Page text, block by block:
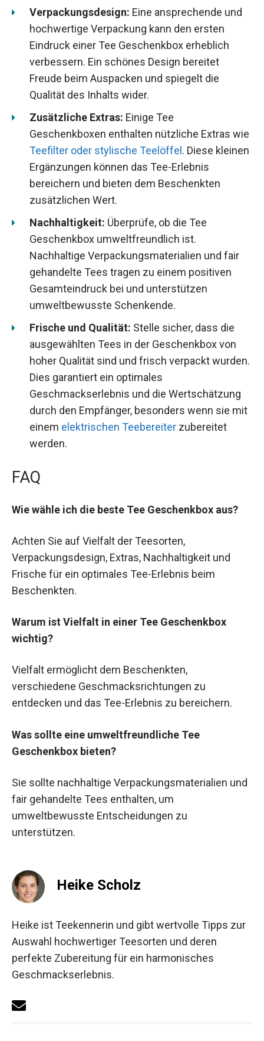
Verpackungsdesign: Eine ansprechende und
hochwertige Verpackung kann den ersten
Eindruck einer Tee Geschenkbox erheblich
verbessern. Ein schönes Design bereitet
Freude beim Auspacken und spiegelt die
Qualität des Inhalts wider.
Zusätzliche Extras: Einige Tee
Geschenkboxen enthalten nützliche Extras wie
Teefilter oder stylische Teelöffel. Diese kleinen
Ergänzungen können das Tee-Erlebnis
bereichern und bieten dem Beschenkten
zusätzlichen Wert.
Nachhaltigkeit: Überprüfe, ob die Tee
Geschenkbox umweltfreundlich ist.
Nachhaltige Verpackungsmaterialien und fair
gehandelte Tees tragen zu einem positiven
Gesamteindruck bei und unterstützen
umweltbewusste Schenkende.
Frische und Qualität: Stelle sicher, dass die
ausgewählten Tees in der Geschenkbox von
hoher Qualität sind und frisch verpackt wurden.
Dies garantiert ein optimales
Geschmackserlebnis und die Wertschätzung
durch den Empfänger, besonders wenn sie mit
einem elektrischen Teebereiter zubereitet
werden.
FAQ
Wie wähle ich die beste Tee Geschenkbox aus?
Achten Sie auf Vielfalt der Teesorten,
Verpackungsdesign, Extras, Nachhaltigkeit und
Frische für ein optimales Tee-Erlebnis beim
Beschenkten.
Warum ist Vielfalt in einer Tee Geschenkbox
wichtig?
Vielfalt ermöglicht dem Beschenkten,
verschiedene Geschmacksrichtungen zu
entdecken und das Tee-Erlebnis zu bereichern.
Was sollte eine umweltfreundliche Tee
Geschenkbox bieten?
Sie sollte nachhaltige Verpackungsmaterialien und
fair gehandelte Tees enthalten, um
umweltbewusste Entscheidungen zu
unterstützen.
Heike Scholz
Heike ist Teekennerin und gibt wertvolle Tipps zur
Auswahl hochwertiger Teesorten und deren
perfekte Zubereitung für ein harmonisches
Geschmackserlebnis.